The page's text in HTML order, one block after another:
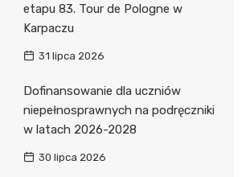
etapu 83. Tour de Pologne w
Karpaczu
31 lipca 2026
Dofinansowanie dla uczniów
niepełnosprawnych na podręczniki
w latach 2026-2028
30 lipca 2026